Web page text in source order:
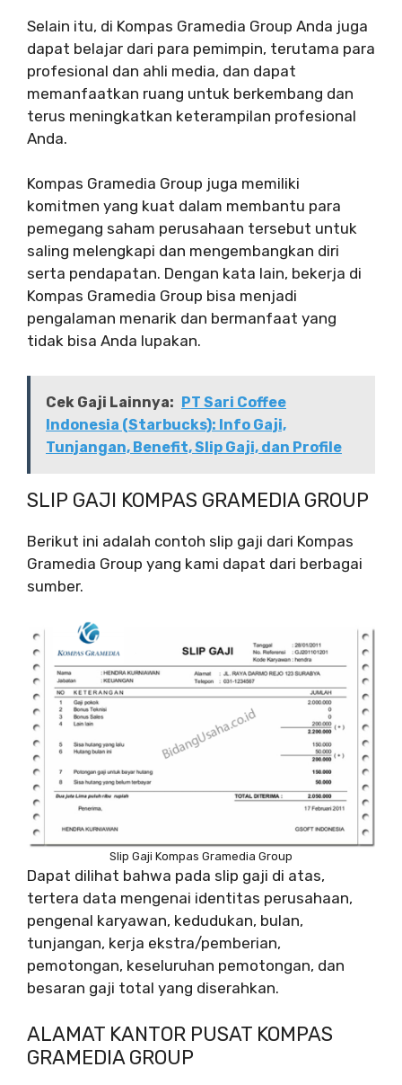
Selain itu, di Kompas Gramedia Group Anda juga
dapat belajar dari para pemimpin, terutama para
profesional dan ahli media, dan dapat
memanfaatkan ruang untuk berkembang dan
terus meningkatkan keterampilan profesional
Anda.
Kompas Gramedia Group juga memiliki
komitmen yang kuat dalam membantu para
pemegang saham perusahaan tersebut untuk
saling melengkapi dan mengembangkan diri
serta pendapatan. Dengan kata lain, bekerja di
Kompas Gramedia Group bisa menjadi
pengalaman menarik dan bermanfaat yang
tidak bisa Anda lupakan.
Cek Gaji Lainnya: PT Sari Coffee
Indonesia (Starbucks): Info Gaji,
Tunjangan, Benefit, Slip Gaji, dan Profile
SLIP GAJI KOMPAS GRAMEDIA GROUP
Berikut ini adalah contoh slip gaji dari Kompas
Gramedia Group yang kami dapat dari berbagai
sumber.
Slip Gaji Kompas Gramedia Group
Dapat dilihat bahwa pada slip gaji di atas,
tertera data mengenai identitas perusahaan,
pengenal karyawan, kedudukan, bulan,
tunjangan, kerja ekstra/pemberian,
pemotongan, keseluruhan pemotongan, dan
besaran gaji total yang diserahkan.
ALAMAT KANTOR PUSAT KOMPAS
GRAMEDIA GROUP